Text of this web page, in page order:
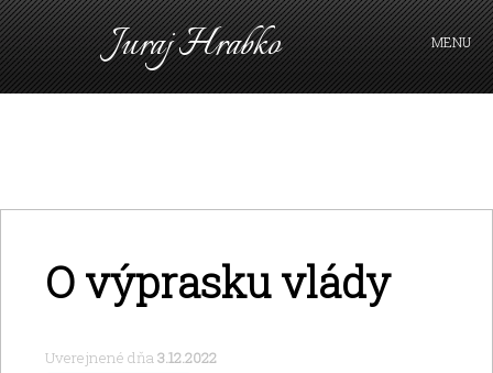
Juraj Hrabko MENU
PRIHLÁSIŤ SA
O výprasku vlády
Uverejnené dňa3.12.2022